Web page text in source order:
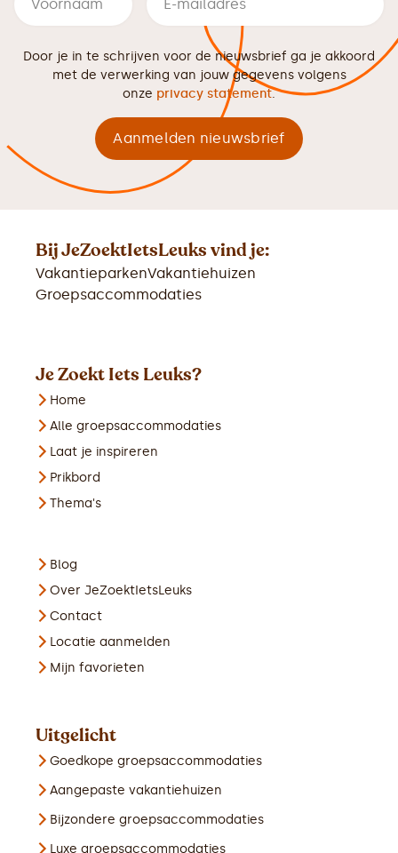
Door je in te schrijven voor de nieuwsbrief ga je akkoord
met de verwerking van jouw gegevens volgens
onze privacy statement.
Bij JeZoektIetsLeuks vind je:
VakantieparkenVakantiehuizen
Groepsaccommodaties
Je Zoekt Iets Leuks?
Home
Alle groepsaccommodaties
Laat je inspireren
Prikbord
Thema's
Blog
Over JeZoektIetsLeuks
Contact
Locatie aanmelden
Mijn favorieten
Uitgelicht
Goedkope groepsaccommodaties
Aangepaste vakantiehuizen
Bijzondere groepsaccommodaties
Luxe groepsaccommodaties